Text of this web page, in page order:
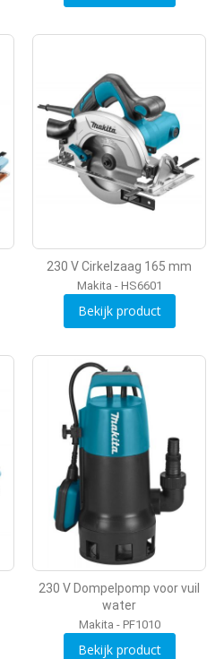
230 V Cirkelzaag 165 mm
Makita - HS6601
Bekijk product
230 V Dompelpomp voor vuil
water
Makita - PF1010
Bekijk product